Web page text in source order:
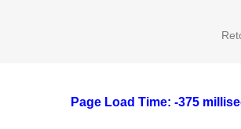
Page Load Time: -375